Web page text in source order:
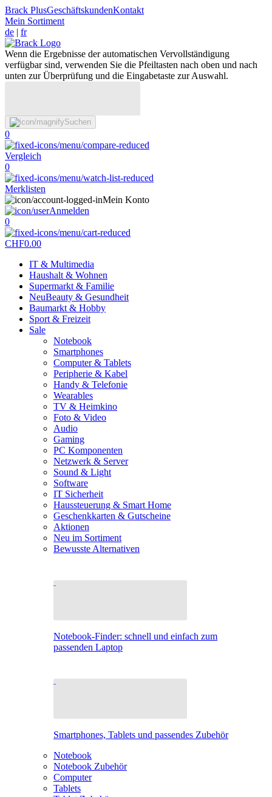
Brack PlusGeschäftskundenKontakt
Mein Sortiment
de | fr
Wenn die Ergebnisse der automatischen Vervollständigung
verfügbar sind, verwenden Sie die Pfeiltasten nach oben und nach
unten zur Überprüfung und die Eingabetaste zur Auswahl.
Suchen
0
Vergleich
0
Merklisten
Mein Konto
Anmelden
0
CHF0.00
IT & Multimedia
Haushalt & Wohnen
Supermarkt & Familie
NeuBeauty & Gesundheit
Baumarkt & Hobby
Sport & Freizeit
Sale
Notebook
Smartphones
Computer & Tablets
Peripherie & Kabel
Handy & Telefonie
Wearables
TV & Heimkino
Foto & Video
Audio
Gaming
PC Komponenten
Netzwerk & Server
Sound & Light
Software
IT Sicherheit
Haussteuerung & Smart Home
Geschenkkarten & Gutscheine
Aktionen
Neu im Sortiment
Bewusste Alternativen
Notebook-Finder: schnell und einfach zum
passenden Laptop
Smartphones, Tablets und passendes Zubehör
Notebook
Notebook Zubehör
Computer
Tablets